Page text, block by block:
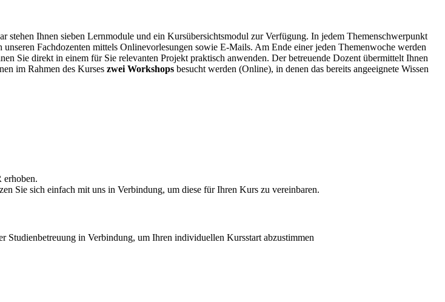
Ihnen sieben Lernmodule und ein Kursübersichtsmodul zur Verfügung. In jedem Themenschwerpunkt
Fachdozenten mittels Onlinevorlesungen sowie E-Mails. Am Ende einer jeden Themenwoche werden
Sie direkt in einem für Sie relevanten Projekt praktisch anwenden. Der betreuende Dozent übermittelt Ihnen
im Rahmen des Kurses zwei Workshops besucht werden (Online), in denen das bereits angeeignete Wissen
erhoben.
Sie sich einfach mit uns in Verbindung, um diese für Ihren Kurs zu vereinbaren.
in Verbindung, um Ihren individuellen Kursstart abzustimmen